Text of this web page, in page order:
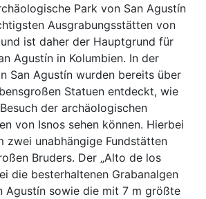
Park von San Agustín
Ausgrabungsstätten von
ist daher der Hauptgrund für
Agustín in Kolumbien. In der
San Agustín wurden bereits über
Statuen entdeckt, wie
der archäologischen
von Isnos sehen können. Hierbei
zwei unabhängige Fundstätten
Bruders. Der „Alto de los
die besterhaltenen Grabanalgen
Agustín sowie die mit 7 m größte